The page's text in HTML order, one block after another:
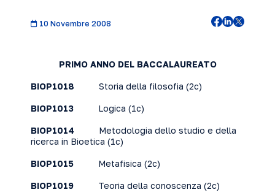
10 Novembre 2008
PRIMO ANNO DEL BACCALAUREATO
BIOP1018 Storia della filosofia (2c)
BIOP1013 Logica (1c)
BIOP1014
Metodologia dello studio e della
ricerca in Bioetica (1c)
BIOP1015 Metafisica (2c)
BIOP1019 Teoria della conoscenza (2c)